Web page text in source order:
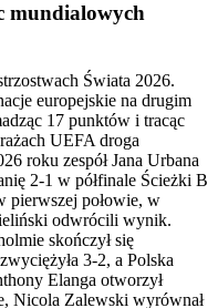
mundialowych
Świata 2026.
europejskie na drugim
17 punktów i tracąc
UEFA droga
roku zespół Jana Urbana
2-1 w półfinale Ścieżki B
pierwszej połowie, w
odwrócili wynik.
skończył się
3-2, a Polska
Elanga otworzył
Nicola Zalewski wyrównał